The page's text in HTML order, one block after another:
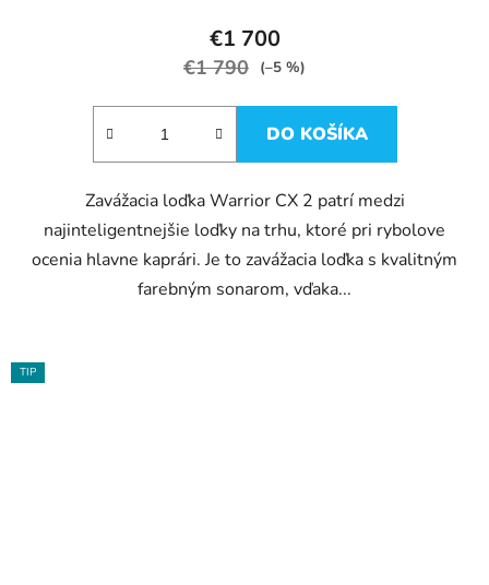
€1 700
€1 790 (–5 %)
DO KOŠÍKA
Zavážacia loďka Warrior CX 2 patrí medzi
najinteligentnejšie loďky na trhu, ktoré pri rybolove
ocenia hlavne kaprári. Je to zavážacia loďka s kvalitným
farebným sonarom, vďaka...
TIP